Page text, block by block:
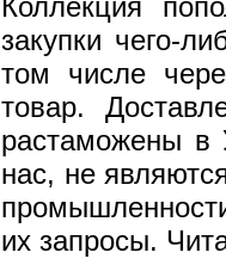
закупки чего-
том числе
товар.
растаможены в
нас, не
их запросы.